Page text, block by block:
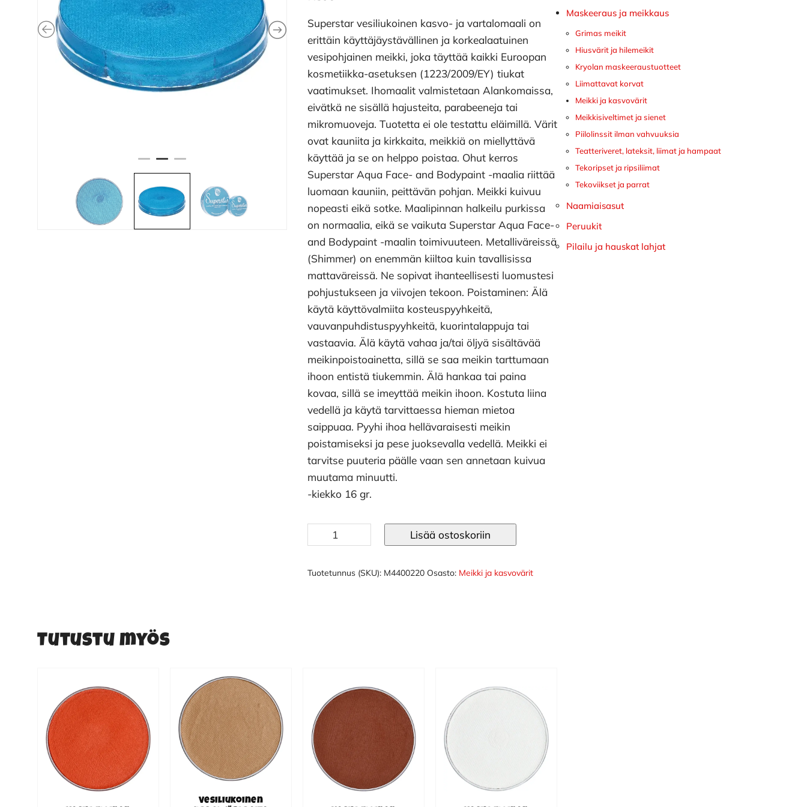
Superstar vesiliukoinen kasvo- ja vartalomaali on
erittäin käyttäjäystävällinen ja korkealaatuinen
vesipohjainen meikki, joka täyttää kaikki Euroopan
kosmetiikka-asetuksen (1223/2009/EY) tiukat
vaatimukset. Ihomaalit valmistetaan Alankomaissa,
eivätkä ne sisällä hajusteita, parabeeneja tai
mikromuoveja. Tuotetta ei ole testattu eläimillä. Värit
ovat kauniita ja kirkkaita, meikkiä on miellyttävä
käyttää ja se on helppo poistaa. Ohut kerros
Superstar Aqua Face- and Bodypaint -maalia riittää
luomaan kauniin, peittävän pohjan. Meikki kuivuu
nopeasti eikä sotke. Maalipinnan halkeilu purkissa
on normaalia, eikä se vaikuta Superstar Aqua Face-
and Bodypaint -maalin toimivuuteen. Metalliväreissä
(Shimmer) on enemmän kiiltoa kuin tavallisissa
mattaväreissä. Ne sopivat ihanteellisesti luomustesi
pohjustukseen ja viivojen tekoon. Poistaminen: Älä
käytä käyttövalmiita kosteuspyyhkeitä,
vauvanpuhdistuspyyhkeitä, kuorintalappuja tai
vastaavia. Älä käytä vahaa ja/tai öljyä sisältävää
meikinpoistoainetta, sillä se saa meikin tarttumaan
ihoon entistä tiukemmin. Älä hankaa tai paina
kovaa, sillä se imeyttää meikin ihoon. Kostuta liina
vedellä ja käytä tarvittaessa hieman mietoa
saippuaa. Pyyhi ihoa hellävaraisesti meikin
poistamiseksi ja pese juoksevalla vedellä. Meikki ei
tarvitse puuteria päälle vaan sen annetaan kuivua
muutama minuutti.
-kiekko 16 gr.
Vesiliukoinen
kasvoväri
määrä
Lisää ostoskoriin
Tuotetunnus (SKU): M4400220 Osasto: Meikki ja kasvovärit
Tutustu myös
Vesiliukoinen
Maskeeraus ja meikkaus
Grimas meikit
Hiusvärit ja hilemeikit
Kryolan maskeeraustuotteet
Liimattavat korvat
Meikki ja kasvovärit
Meikkisiveltimet ja sienet
Piilolinssit ilman vahvuuksia
Teatteriveret, lateksit, liimat ja hampaat
Tekoripset ja ripsiliimat
Tekoviikset ja parrat
Naamiaisasut
Peruukit
Pilailu ja hauskat lahjat